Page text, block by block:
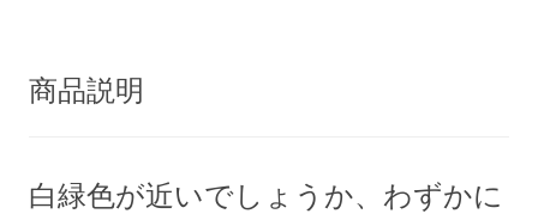
商品説明
白緑色が近いでしょうか、わずかに